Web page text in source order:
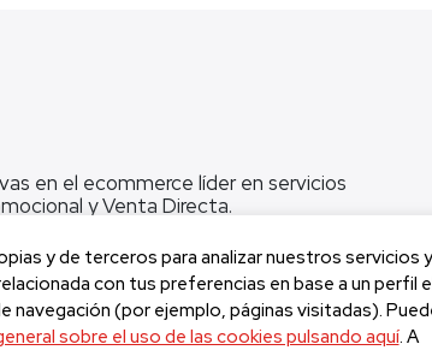
en el ecommerce líder en servicios
y Venta Directa.
y de terceros para analizar nuestros servicios y
con tus preferencias en base a un perfil
navegación (por ejemplo, páginas visitadas).
sobre el uso de las cookies pulsando aquí. A